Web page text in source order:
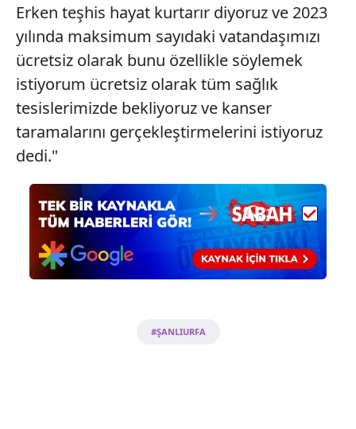
Erken teşhis hayat kurtarır diyoruz ve 2023
yılında maksimum sayıdaki vatandaşımızı
ücretsiz olarak bunu özellikle söylemek
istiyorum ücretsiz olarak tüm sağlık
tesislerimizde bekliyoruz ve kanser
taramalarını gerçekleştirmelerini istiyoruz
dedi."
#ŞANLIURFA